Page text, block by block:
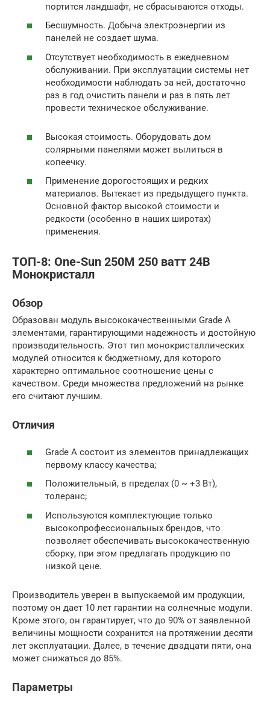
портится ландшафт, не сбрасываются отходы.
Бесшумность. Добыча электроэнергии из
панелей не создает шума.
Отсутствует необходимость в ежедневном
обслуживании. При эксплуатации системы нет
необходимости наблюдать за ней, достаточно
раз в год очистить панели и раз в пять лет
провести техническое обслуживание.
Высокая стоимость. Оборудовать дом
солярными панелями может вылиться в
копеечку.
Применение дорогостоящих и редких
материалов. Вытекает из предыдущего пункта.
Основной фактор высокой стоимости и
редкости (особенно в наших широтах)
применения.
ТОП-8: One-Sun 250М 250 ватт 24В
Монокристалл
Обзор
Образован модуль высококачественными Grade A
элементами, гарантирующими надежность и достойную
производительность. Этот тип монокристаллических
модулей относится к бюджетному, для которого
характерно оптимальное соотношение цены с
качеством. Среди множества предложений на рынке
его считают лучшим.
Отличия
Grade A состоит из элементов принадлежащих
первому классу качества;
Положительный, в пределах (0 ~ +3 Вт),
толеранс;
Используются комплектующие только
высокопрофессиональных брендов, что
позволяет обеспечивать высококачественную
сборку, при этом предлагать продукцию по
низкой цене.
Производитель уверен в выпускаемой им продукции,
поэтому он дает 10 лет гарантии на солнечные модули.
Кроме этого, он гарантирует, что до 90% от заявленной
величины мощности сохранится на протяжении десяти
лет эксплуатации. Далее, в течение двадцати пяти, она
может снижаться до 85%.
Параметры